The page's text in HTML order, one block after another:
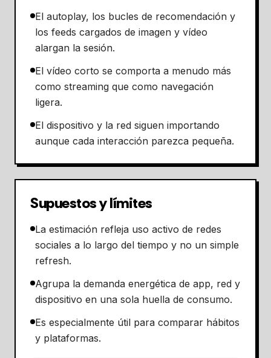
El autoplay, los bucles de recomendación y
los feeds cargados de imagen y vídeo
alargan la sesión.
El vídeo corto se comporta a menudo más
como streaming que como navegación
ligera.
El dispositivo y la red siguen importando
aunque cada interacción parezca pequeña.
Supuestos y límites
La estimación refleja uso activo de redes
sociales a lo largo del tiempo y no un simple
refresh.
Agrupa la demanda energética de app, red y
dispositivo en una sola huella de consumo.
Es especialmente útil para comparar hábitos
y plataformas.